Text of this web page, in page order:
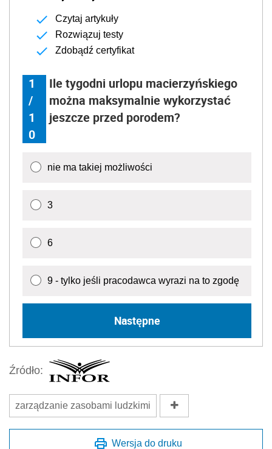
Czytaj artykuły
Rozwiązuj testy
Zdobądź certyfikat
1
/
1
0
Ile tygodni urlopu macierzyńskiego
można maksymalnie wykorzystać
jeszcze przed porodem?
nie ma takiej możliwości
3
6
9 - tylko jeśli pracodawca wyrazi na to zgodę
Następne
Źródło:
zarządzanie zasobami ludzkimi
Wersja do druku